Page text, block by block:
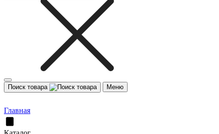
Поиск товара Меню
Главная